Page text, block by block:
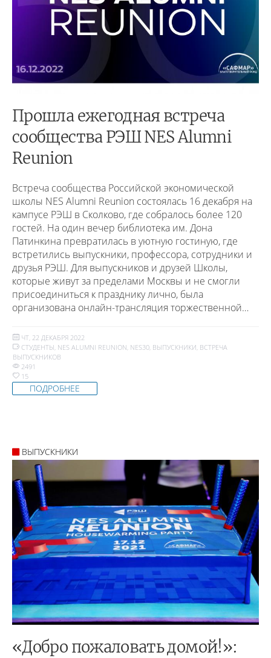
Прошла ежегодная встреча
сообщества РЭШ NES Alumni
Reunion
Встреча сообщества Российской экономической
школы NES Alumni Reunion состоялась 16 декабря на
кампусе РЭШ в Сколково, где собралось более 120
гостей. На один вечер библиотека им. Дона
Патинкина превратилась в уютную гостиную, где
встретились выпускники, профессора, сотрудники и
друзья РЭШ. Для выпускников и друзей Школы,
которые живут за пределами Москвы и не смогли
присоединиться к празднику лично, была
организована онлайн-трансляция торжественной…
ЧТ, 22 ДЕКАБРЯ 2022
СТУДЕНТЫ NES ALUMNI REUNION NES30 ВЫПУСКНИКИ ВСТРЕЧА
ВЫПУСКНИКОВ
2491
15
ПОДРОБНЕЕ
ВЫПУСКНИКИ
«Добро пожаловать домой!»: